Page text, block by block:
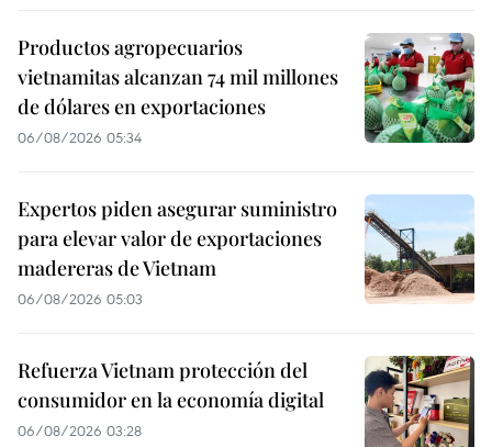
Productos agropecuarios
vietnamitas alcanzan 74 mil millones
de dólares en exportaciones
06/08/2026 05:34
Expertos piden asegurar suministro
para elevar valor de exportaciones
madereras de Vietnam
06/08/2026 05:03
Refuerza Vietnam protección del
consumidor en la economía digital
06/08/2026 03:28